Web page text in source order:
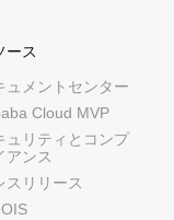
ース
ュメントセンター
Cloud MVP
ュリティとコンプ
アンス
スリリース